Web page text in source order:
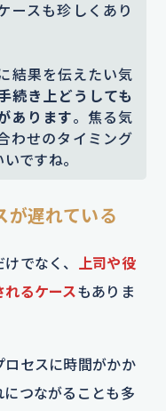
ースも珍しくあり
結果を伝えたい気
続き上どうしても
あります。焦る気
わせのタイミング
ですね。
遅れている
でなく、
上司や役
るケースもありま
ロセスに時間がかか
つながることも多